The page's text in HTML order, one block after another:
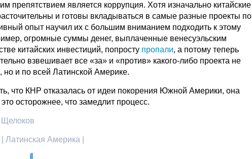
препятствием является коррупция. Хотя изначально китайские
и готовы вкладываться в самые разные проекты по
опыт научил их с большим вниманием подходить к этому
огромные суммы денег, выплаченные венесуэльским
китайских инвестиций, попросту пропали, а потому теперь
взвешивает все «за» и «против» какого-либо проекта не
но и по всей Латинской Америке.
что КНР отказалась от идеи покорения Южной Америки, она
осторожнее, что замедлит процесс.
Латинская Америка |